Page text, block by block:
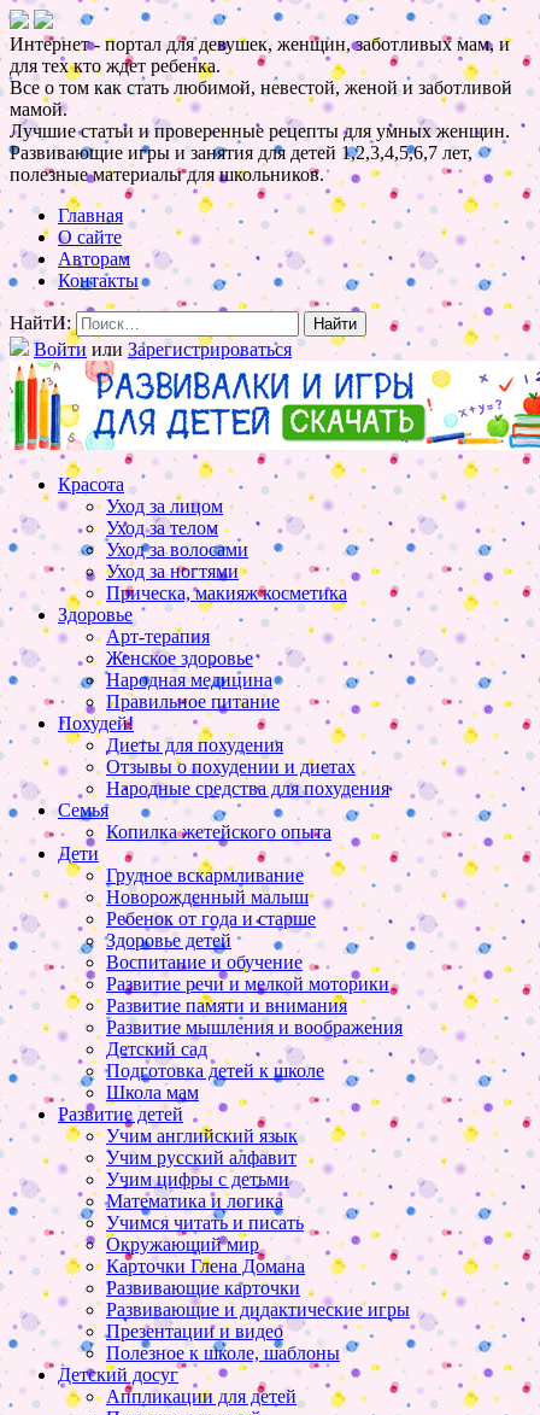
Интернет - портал для девушек, женщин, заботливых мам, и
для тех кто ждет ребенка.
Все о том как стать любимой, невестой, женой и заботливой
мамой.
Лучшие статьи и проверенные рецепты для умных женщин.
Развивающие игры и занятия для детей 1,2,3,4,5,6,7 лет,
полезные материалы для школьников.
Главная
О сайте
Авторам
Контакты
НайтИ:
Войти или Зарегистрироваться
Красота
Уход за лицом
Уход за телом
Уход за волосами
Уход за ногтями
Прическа, макияж косметика
Здоровье
Арт-терапия
Женское здоровье
Народная медицина
Правильное питание
Похудей!
Диеты для похудения
Отзывы о похудении и диетах
Народные средства для похудения
Семья
Копилка жетейского опыта
Дети
Грудное вскармливание
Новорожденный малыш
Ребенок от года и старше
Здоровье детей
Воспитание и обучение
Развитие речи и мелкой моторики
Развитие памяти и внимания
Развитие мышления и воображения
Детский сад
Подготовка детей к школе
Школа мам
Развитие детей
Учим английский язык
Учим русский алфавит
Учим цифры с детьми
Математика и логика
Учимся читать и писать
Окружающий мир
Карточки Глена Домана
Развивающие карточки
Развивающие и дидактические игры
Презентации и видео
Полезное к школе, шаблоны
Детский досуг
Аппликации для детей